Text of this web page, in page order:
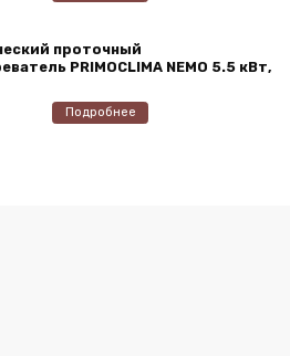
проточный
PRIMOCLIMA NEMO 5.5 кВт,
Подробнее